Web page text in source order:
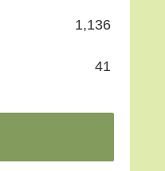
1,136
41